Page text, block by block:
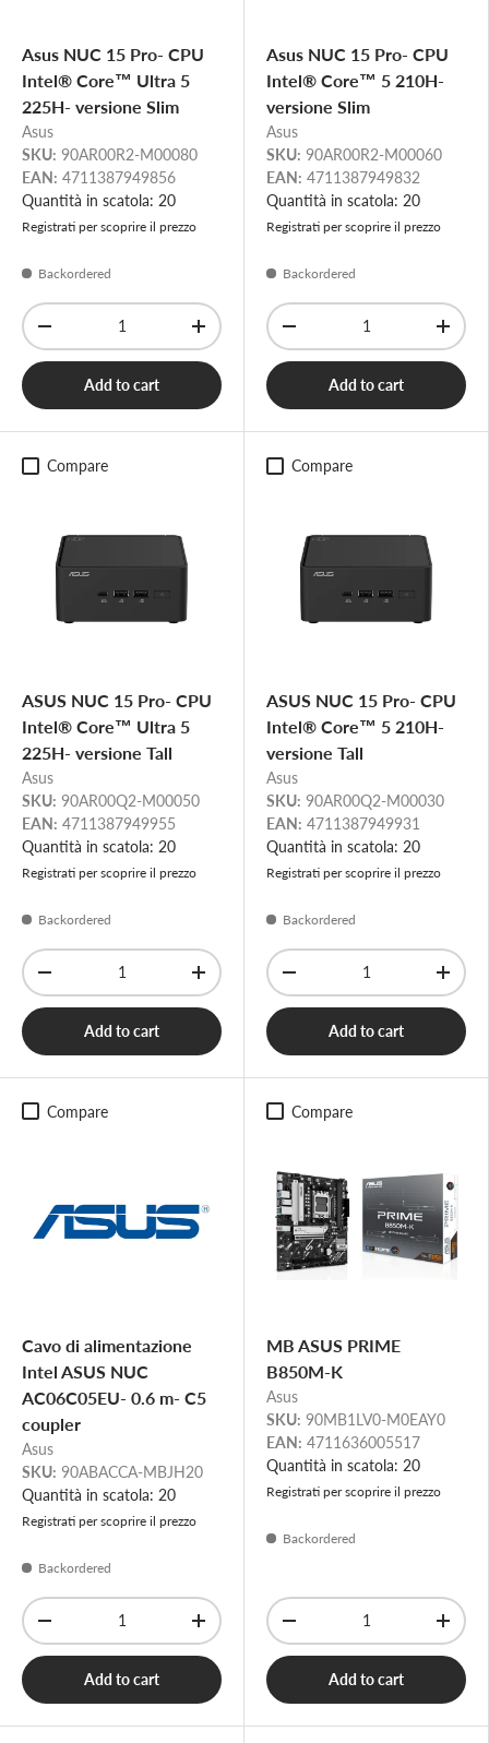
Asus NUC 15 Pro- CPU
Intel® Core™ Ultra 5
225H- versione Slim
Asus
SKU: 90AR00R2-M00080
EAN: 4711387949856
Quantità in scatola: 20
Registrati per scoprire il prezzo
Backordered
Qty
-
+
Add to cart
Asus NUC 15 Pro- CPU
Intel® Core™ 5 210H-
versione Slim
Asus
SKU: 90AR00R2-M00060
EAN: 4711387949832
Quantità in scatola: 20
Registrati per scoprire il prezzo
Backordered
Qty
-
+
Add to cart
Compare
ASUS NUC 15 Pro- CPU
Intel® Core™ Ultra 5
225H- versione Tall
Asus
SKU: 90AR00Q2-M00050
EAN: 4711387949955
Quantità in scatola: 20
Registrati per scoprire il prezzo
Backordered
Qty
-
+
Add to cart
Compare
ASUS NUC 15 Pro- CPU
Intel® Core™ 5 210H-
versione Tall
Asus
SKU: 90AR00Q2-M00030
EAN: 4711387949931
Quantità in scatola: 20
Registrati per scoprire il prezzo
Backordered
Qty
-
+
Add to cart
Compare
Cavo di alimentazione
Intel ASUS NUC
AC06C05EU- 0.6 m- C5
coupler
Asus
SKU: 90ABACCA-MBJH20
Quantità in scatola: 20
Registrati per scoprire il prezzo
Backordered
Qty
-
+
Add to cart
Compare
MB ASUS PRIME
B850M-K
Asus
SKU: 90MB1LV0-M0EAY0
EAN: 4711636005517
Quantità in scatola: 20
Registrati per scoprire il prezzo
Backordered
Qty
-
+
Add to cart